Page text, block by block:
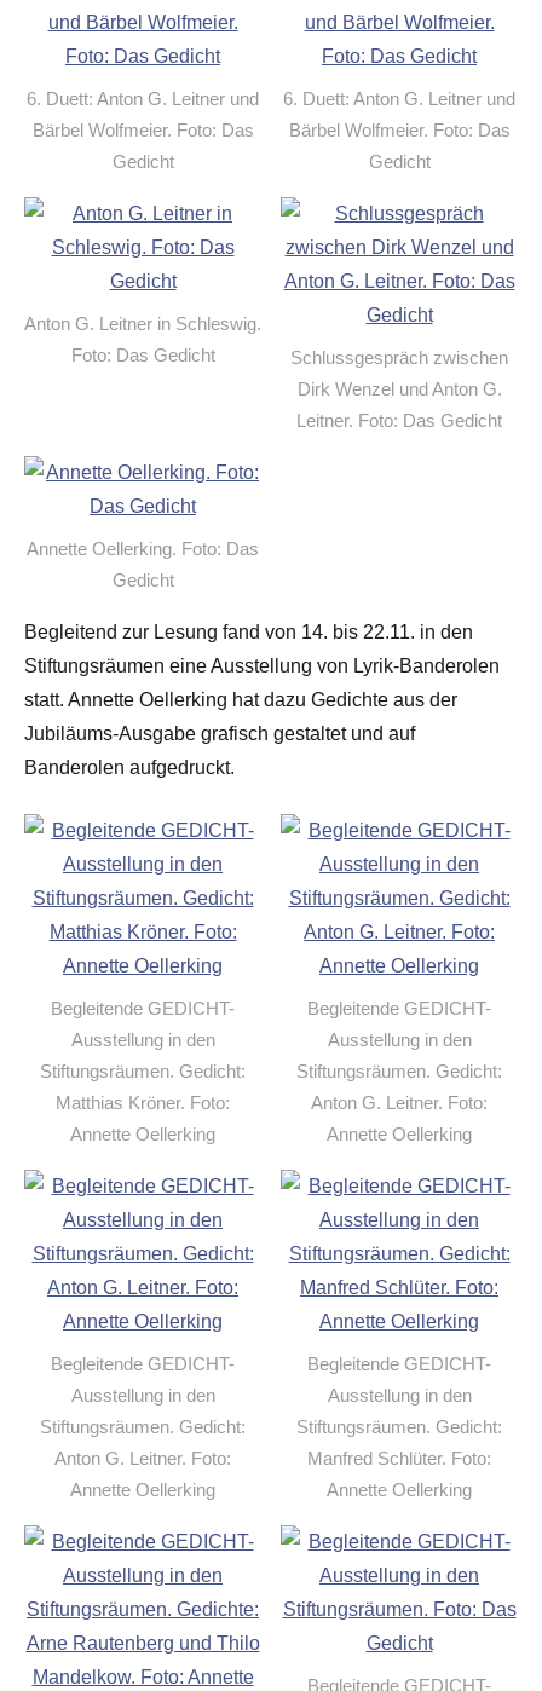
6. Duett: Anton G. Leitner und
Bärbel Wolfmeier. Foto: Das
Gedicht
6. Duett: Anton G. Leitner und
Bärbel Wolfmeier. Foto: Das
Gedicht
Anton G. Leitner in Schleswig.
Foto: Das Gedicht
Schlussgespräch zwischen
Dirk Wenzel und Anton G.
Leitner. Foto: Das Gedicht
Annette Oellerking. Foto: Das
Gedicht
Begleitend zur Lesung fand von 14. bis 22.11. in den
Stiftungsräumen eine Ausstellung von Lyrik-Banderolen
statt. Annette Oellerking hat dazu Gedichte aus der
Jubiläums-Ausgabe grafisch gestaltet und auf
Banderolen aufgedruckt.
Begleitende GEDICHT-
Ausstellung in den
Stiftungsräumen. Gedicht:
Matthias Kröner. Foto:
Annette Oellerking
Begleitende GEDICHT-
Ausstellung in den
Stiftungsräumen. Gedicht:
Anton G. Leitner. Foto:
Annette Oellerking
Begleitende GEDICHT-
Ausstellung in den
Stiftungsräumen. Gedicht:
Anton G. Leitner. Foto:
Annette Oellerking
Begleitende GEDICHT-
Ausstellung in den
Stiftungsräumen. Gedicht:
Manfred Schlüter. Foto:
Annette Oellerking
Begleitende GEDICHT-